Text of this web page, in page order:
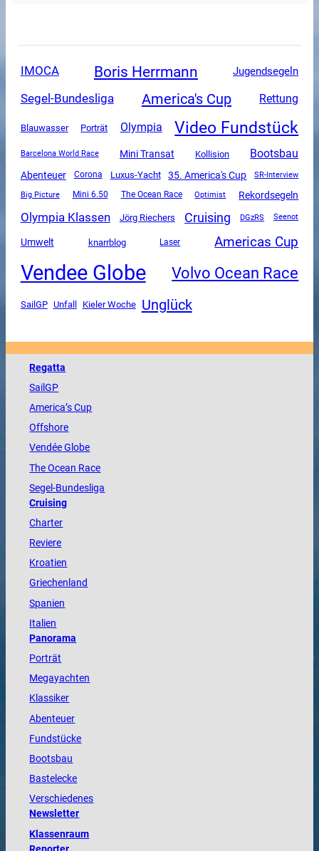
IMOCA Boris Herrmann Jugendsegeln
Segel-Bundesliga America's Cup Rettung
Blauwasser Porträt Olympia Video Fundstück
Barcelona World Race Mini Transat Kollision Bootsbau
Abenteuer Corona Luxus-Yacht 35. America's Cup SR-Interview
Big Picture Mini 6.50 The Ocean Race Optimist Rekordsegeln
Olympia Klassen Jörg Riechers Cruising DGzRS Seenot
Umwelt knarrblog Laser Americas Cup
Vendee Globe Volvo Ocean Race
SailGP Unfall Kieler Woche Unglück
Regatta
SailGP
America’s Cup
Offshore
VendéeGlobe
TheOcean Race
Segel-Bundesliga
Cruising
Charter
Reviere
Kroatien
Griechenland
Spanien
Italien
Panorama
Porträt
Megayachten
Klassiker
Abenteuer
Fundstücke
Bootsbau
Bastelecke
Verschiedenes
Newsletter
Klassenraum